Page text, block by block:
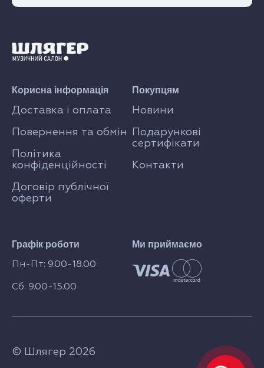
Графік роботи
Пн-Пт: 9.00-18.00
Сб: 9.00-15.00
Покупцям
Новини
Подарункові
сертифікати
Контакти
Корисна інформація
Доставка і оплата
Повернення та обмін
Політика
конфіденційності
Договір публічної
оферти
Ми приймаємо
© Шлягер 2026